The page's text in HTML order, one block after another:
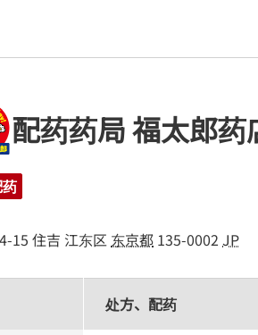
配药药局 福太郎药
15 住吉 江东区 东京都 135-0002 JP
处方、配药